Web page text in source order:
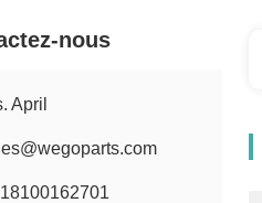
nous
April